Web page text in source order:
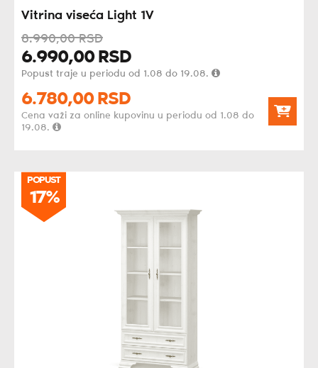
Vitrina viseća Light 1V
8.990,00 RSD
6.990,00 RSD
Popust traje u periodu od 1.08 do 19.08.
6.780,00 RSD
Cena važi za online kupovinu u periodu od 1.08 do
19.08.
POPUST
17%